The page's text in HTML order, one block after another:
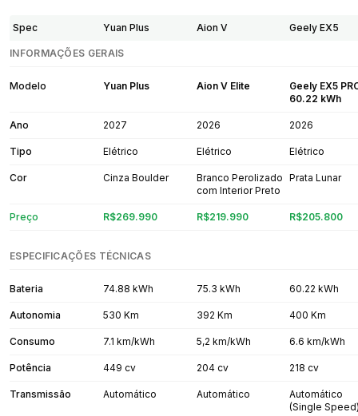
Spec Yuan Plus Aion V Geely EX5
INFORMAÇÕES GERAIS
Modelo Yuan Plus Aion V Elite
Geely EX5
60.22 kWh
Ano 2027 2026 2026
Tipo Elétrico Elétrico Elétrico
Cor Cinza Boulder
Branco Perolizado
com Interior Preto
Prata Lunar
Preço R$269.990 R$219.990 R$205.800
ESPECIFICAÇÕES TÉCNICAS
Bateria 74.88 kWh 75.3 kWh 60.22 kWh
Autonomia 530 Km 392 Km 400 Km
Consumo 7.1 km/kWh 5,2 km/kWh 6.6 km/kWh
Potência 449 cv 204 cv 218 cv
Transmissão Automático Automático
Automático
(Single